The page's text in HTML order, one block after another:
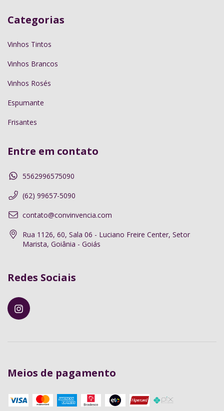
Categorias
Vinhos Tintos
Vinhos Brancos
Vinhos Rosés
Espumante
Frisantes
Entre em contato
5562996575090
(62) 99657-5090
contato@convinvencia.com
Rua 1126, 60, Sala 06 - Luciano Freire Center, Setor
Marista, Goiânia - Goiás
Redes Sociais
Meios de pagamento